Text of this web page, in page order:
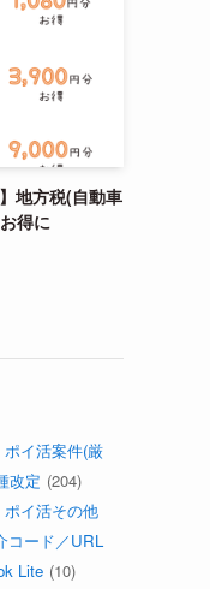
地方税(自動車
得に
ポイ活案件(厳
改定 (204)
ポイ活その他
コード／URL
Lite (10)